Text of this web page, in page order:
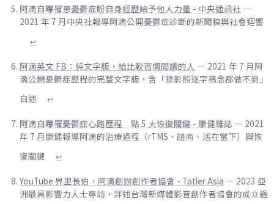
阿滴自曝罹患憂鬱症盼自身經歷給予他人力量 - 中央通訊社 —
2021 年 7 月中央社報導阿滴公開憂鬱症診斷的新聞稿與社會迴響
↩
阿滴英文 FB：純文字版，給比較習慣閱讀的人 — 2021 年 7 月阿
滴公開憂鬱症歷程的完整文字版，含「錄影照逐字稿念都做不到」
自述
↩
阿滴自曝罹憂鬱症心路歷程 點 5 大恢復關鍵 - 康健雜誌 — 2021
年 7 月康健報導阿滴的治療過程（rTMS、諮商、活在當下）與恢
復關鍵
↩
YouTube 界里長伯，阿滴創辦創作者協會 - Tatler Asia — 2023 亞
洲最具影響力人士專訪，詳述台灣新媒體影音創作者協會的成立過